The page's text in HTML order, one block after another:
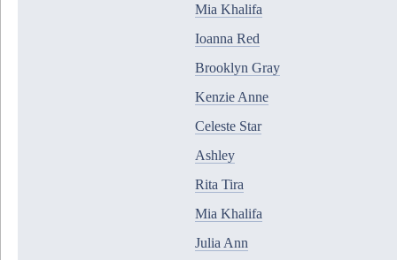
Mia Khalifa
Ioanna Red
Brooklyn Gray
Kenzie Anne
Celeste Star
Ashley
Rita Tira
Mia Khalifa
Julia Ann